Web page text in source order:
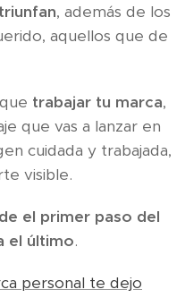
, además de los
aquellos que de
trabajar tu marca,
que vas a lanzar en
cuidada y trabajada,
visible.
el primer paso del
el último.
personal te dejo